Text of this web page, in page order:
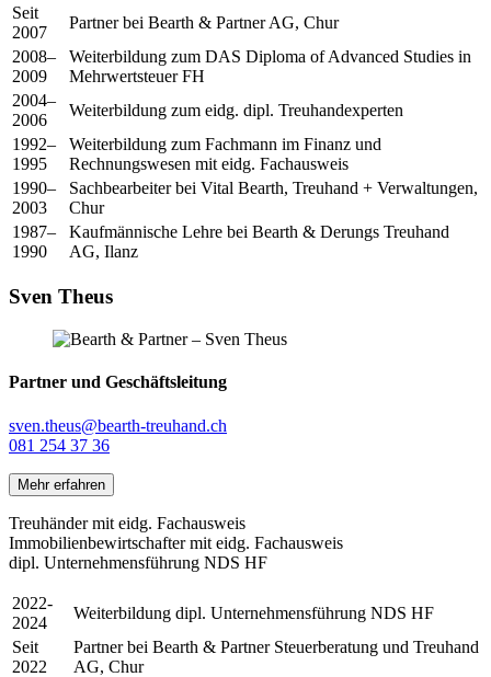
Seit
2007
Partner bei Bearth & Partner AG, Chur
2008–
2009
Weiterbildung zum DAS Diploma of Advanced Studies in
Mehrwertsteuer FH
2004–
2006
Weiterbildung zum eidg. dipl. Treuhandexperten
1992–
1995
Weiterbildung zum Fachmann im Finanz und
Rechnungswesen mit eidg. Fachausweis
1990–
2003
Sachbearbeiter bei Vital Bearth, Treuhand + Verwaltungen,
Chur
1987–
1990
Kaufmännische Lehre bei Bearth & Derungs Treuhand
AG, Ilanz
Sven Theus
Partner und Geschäftsleitung
sven.theus@bearth-treuhand.ch
081 254 37 36
Mehr erfahren
Treuhänder mit eidg. Fachausweis
Immobilienbewirtschafter mit eidg. Fachausweis
dipl. Unternehmensführung NDS HF
2022-
2024
Weiterbildung dipl. Unternehmensführung NDS HF
Seit
2022
Partner bei Bearth & Partner Steuerberatung und Treuhand
AG, Chur